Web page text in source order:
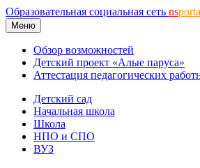
Образовательная социальная сеть ns
Меню
Обзор возможностей
Детский проект «Алые паруса»
Аттестация педагогических
Детский сад
Начальная школа
Школа
НПО и СПО
ВУЗ